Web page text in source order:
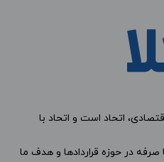
اتحاد است و اتحاد با
در حوزه قراردادها و هدف ما